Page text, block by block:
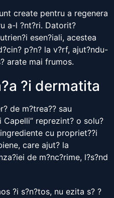
create pentru a regenera
a-l ?nt?ri. Datorit?
esen?iali, acestea
p?n? la v?rf, ajut?ndu-
arate mai frumos.
?i dermatita
de m?trea?? sau
Capelli” reprezint? o solu?
cu propriet??i
care ajut? la
de m?nc?rime, l?s?nd
?i s?n?tos, nu ezita s? ?